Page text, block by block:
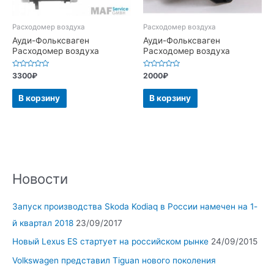
Новости
Запуск производства Skoda Kodiaq в России намечен на 1-
й квартал 2018 23/09/2017
Новый Lexus ES стартует на российском рынке 24/09/2015
Volkswagen представил Tiguan нового поколения
Расходомер воздуха
Ауди-Фольксваген
Расходомер воздуха
Оценка
0
из
3300₽
В корзину
Расходомер воздуха
Ауди-Фольксваген
Расходомер воздуха
Оценка
0
из
2000₽
В корзину